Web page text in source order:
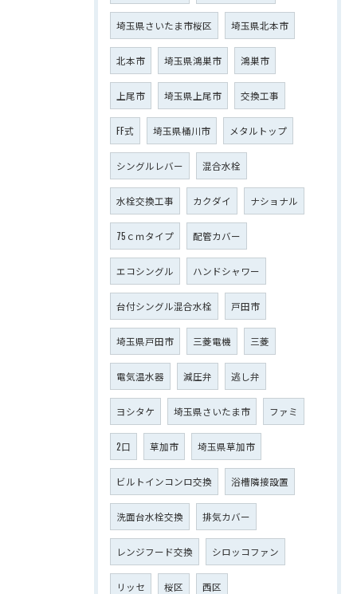
埼玉県さいたま市桜区 埼玉県北本市
北本市 埼玉県鴻巣市 鴻巣市
上尾市 埼玉県上尾市 交換工事
FF式 埼玉県桶川市 メタルトップ
シングルレバー 混合水栓
水栓交換工事 カクダイ ナショナル
75ｃｍタイプ 配管カバー
エコシングル ハンドシャワー
台付シングル混合水栓 戸田市
埼玉県戸田市 三菱電機 三菱
電気温水器 減圧弁 逃し弁
ヨシタケ 埼玉県さいたま市 ファミ
2口 草加市 埼玉県草加市
ビルトインコンロ交換 浴槽隣接設置
洗面台水栓交換 排気カバー
レンジフード交換 シロッコファン
リッセ 桜区 西区